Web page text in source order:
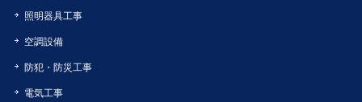
照明器具工事
空調設備
防犯・防災工事
電気工事